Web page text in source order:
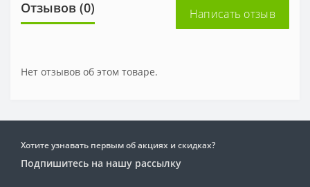
Отзывов (0) Написать отзыв
Нет отзывов об этом товаре.
Хотите узнавать первым об акциях и скидках?
Подпишитесь на нашу рассылку